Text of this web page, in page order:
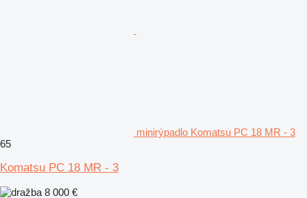
minirýpadlo Komatsu PC 18 MR - 3
65
Komatsu PC 18 MR - 3
8 000 €